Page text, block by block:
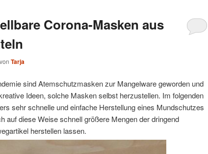
Corona-Masken aus
von Tarja
sind Atemschutzmasken zur Mangelware geworden und
Ideen, solche Masken selbst herzustellen. Im folgenden
sehr schnelle und einfache Herstellung eines Mundschutzes
auf diese Weise schnell größere Mengen der dringend
herstellen lassen.